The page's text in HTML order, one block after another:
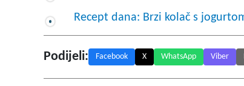
Recept dana: Brzi kolač s
Podijeli: Facebook X WhatsApp Viber